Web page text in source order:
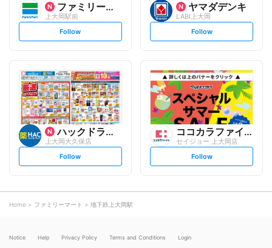
ファミリーマート
上大岡駅前
s
l
o
w
Follow
ヤマダデンキ
LABI上大岡
s
l
o
w
Follow
ハックドラッグ
上大岡大久保店
s
l
o
Follow
ココカラファイン
セイジョー 上大岡店
s
l
Follow
Home ファミリーマート 地下鉄上大岡駅
Notice Help Privacy Policy Terms and Conditions Login